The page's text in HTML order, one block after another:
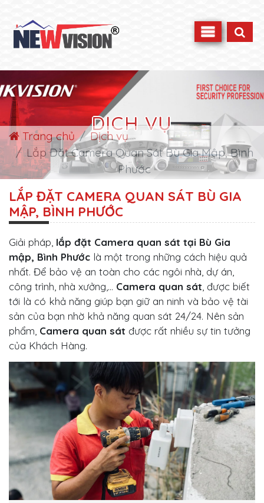
DỊCH VỤ
Trang chủ
Dịch vụ
Lắp Đặt Camera Quan Sát Bù Gia Mập, Bình
Phước
LẮP ĐẶT CAMERA QUAN SÁT BÙ GIA
MẬP, BÌNH PHƯỚC
Giải pháp, lắp đặt Camera quan sát tại Bù Gia
mập, Bình Phước là một trong những cách hiệu quả
nhất. Để bảo vệ an toàn cho các ngôi nhà, dự án,
công trình, nhà xưởng,… Camera quan sát , được biết
tới là có khả năng giúp bạn giữ an ninh và bảo vệ tài
sản của bạn nhờ khả năng quan sát 24/24. Nên sản
phẩm, Camera quan sát được rất nhiều sự tin tưởng
của Khách Hàng.